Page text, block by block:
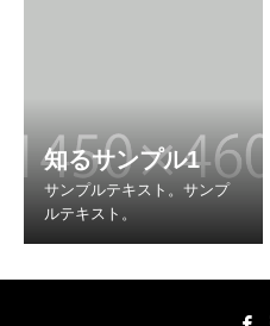
知るサンプル1